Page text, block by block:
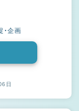
・企画
日